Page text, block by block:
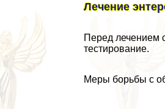
Лечение
Перед лечением
тестирование.
Меры борьбы с